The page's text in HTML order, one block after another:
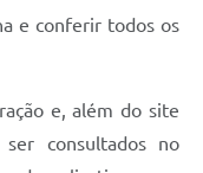
e conferir todos os
e, além do site
consultados no